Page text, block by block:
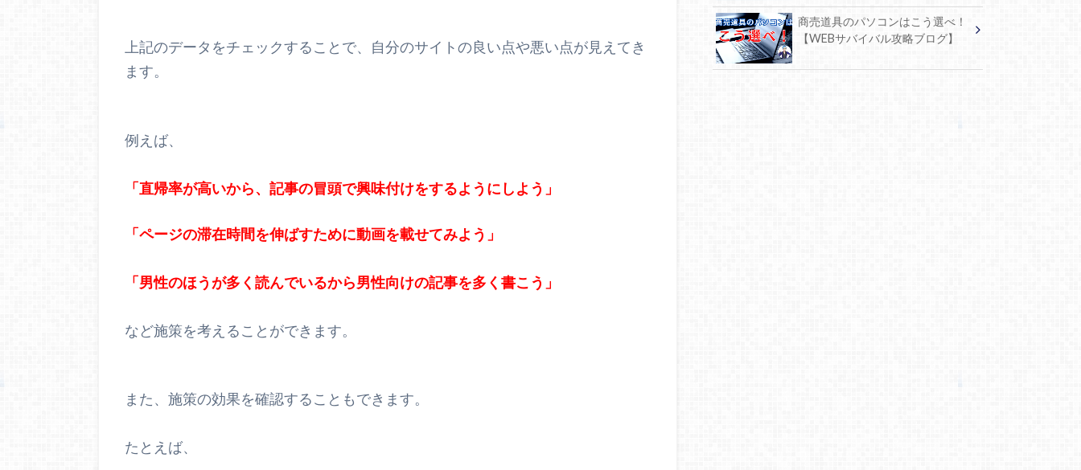
上記のデータをチェックすることで、自分のサイトの良い点や悪い点が見えてき
ます。
例えば、
「直帰率が高いから、記事の冒頭で興味付けをするようにしよう」
「ページの滞在時間を伸ばすために動画を載せてみよう」
「男性のほうが多く読んでいるから男性向けの記事を多く書こう」
など施策を考えることができます。
また、施策の効果を確認することもできます。
たとえば、
商売道具のパソコンはこう選べ！
【WEBサバイバル攻略ブログ】